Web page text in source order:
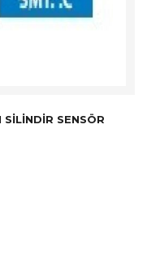
SENSÖR